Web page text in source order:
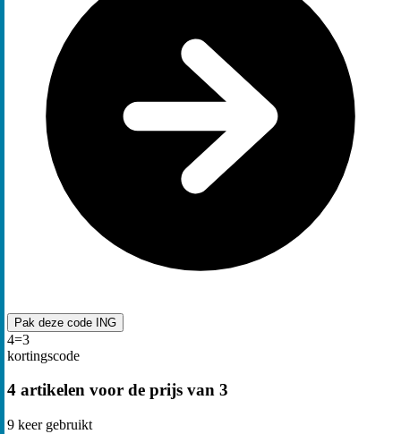
Pak deze code ING
4=3
kortingscode
4 artikelen voor de prijs van 3
9 keer gebruikt